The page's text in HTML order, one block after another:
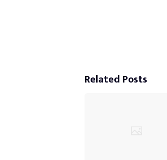
Related Posts